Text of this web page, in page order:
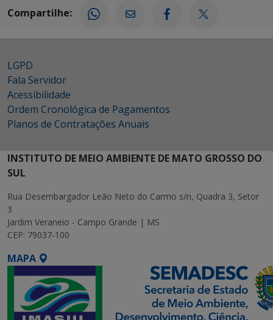
Compartilhe:
LGPD
Fala Servidor
Acessibilidade
Ordem Cronológica de Pagamentos
Planos de Contratações Anuais
INSTITUTO DE MEIO AMBIENTE DE MATO GROSSO DO
SUL
Rua Desembargador Leão Neto do Carmo s/n, Quadra 3, Setor
3
Jardim Veraneio - Campo Grande | MS
CEP: 79037-100
MAPA